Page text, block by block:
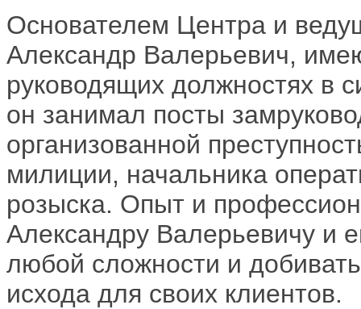
Основателем Центра и
Александр Валерьевич,
руководящих должностях в
он занимал посты
организованной
милиции, начальника
розыска. Опыт и
Александру Валерьевичу и
любой сложности и
исхода для своих клиентов.